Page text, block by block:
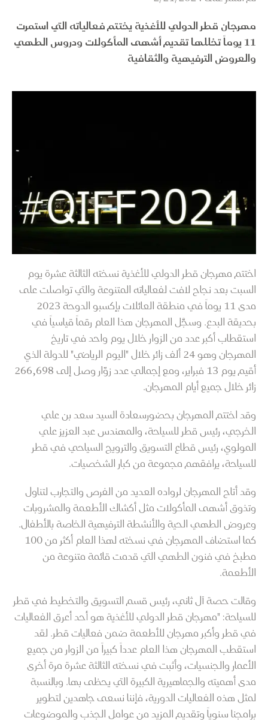
مهرجان قطر الدولي للأغذية يختتم فعالياته التي استمرت
11 يوماً تخللها تقديم أشهى المأكولات ودروس الطهي
والعروض الترفيهية والثقافية
اختتم مهرجان قطر الدولي للأغذية نسخته الثالثة عشرة يوم
السبت بعد نجاح لافت لفعالياته المتنوعة والتي تواصلت على
مدى 11 يوماً في منطقة العائلات بإكسبو الدوحة 2023
بحديقة البدع. وسجَّل المهرجان هذا العام رقماً قياسياً في
استقطاب أكبر عدد من الزوار خلال يوم واحد في تاريخ
المهرجان وهو 24 ألف زائر خلال "اليوم الرياضي" للدولة الذي
أقيم يوم 13 فبراير، ومع إجمالي عدد زوّار وصل إلى 266,698
زائر خلال جميع أيام المهرجان.
وقد اختتم المهرجان بحضورسعادة السيد سعد بن علي
الخرجي، رئيس قطر للسياحة، والمهندس عبد العزيز علي
المولوي، رئيس قطاع التسويق والترويج السياحي في قطر
للسياحة، يرافقهم مجموعة من كبار الشخصيات.
وقد أتاح المهرجان لرواده العديد من الفرص والتجارب لتناول
وتذوق أشهى المأكولات مثل أكشاك الأطعمة والمشروبات
وعروض الطهي الحية والأنشطة الترفيهية الخاصة بالأطفال.
كما استضاف المهرجان في نسخته لهذا العام أكثر من 100
مطبخ في فنون الطهي التي قدمت قائمة متنوعة من
الأطعمة.
وقالت حصة آل ثاني، رئيس قسم التسويق والتخطيط في قطر
للسياحة: "مهرجان قطر الدولي للأغذية هو أحد أعرق الفعاليات
في قطر وأكبر مهرجان للأطعمة ضمن فعاليات قطر. لقد
استقطب المهرجان هذا العام عدداً كبيراً من الزوار من جميع
الأعمار والجنسيات، وأثبت في نسخته الثالثة عشرة مرة أخرى
مدى أهميته والجماهيرية الكبيرة التي يحظى بها. وبالنسبة
لمثل هذه الفعاليات الدورية، فإننا نسعى جاهدين لتطوير
برامجنا سنوياً وتقديم المزيد من عوامل الجذب والموضوعات